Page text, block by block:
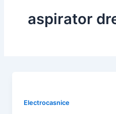
aspirator
Electrocasnice